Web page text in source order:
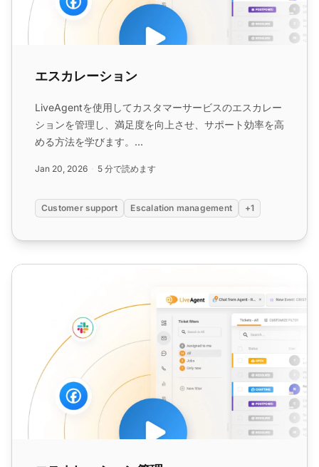
エスカレーション
LiveAgentを使用してカスタマーサービスのエスカレー
ションを管理し、満足度を向上させ、サポート効率を高
める方法を学びます。...
Jan 20, 2026 5 分で読めます
Customer support Escalation management +1
エスカレーション管理